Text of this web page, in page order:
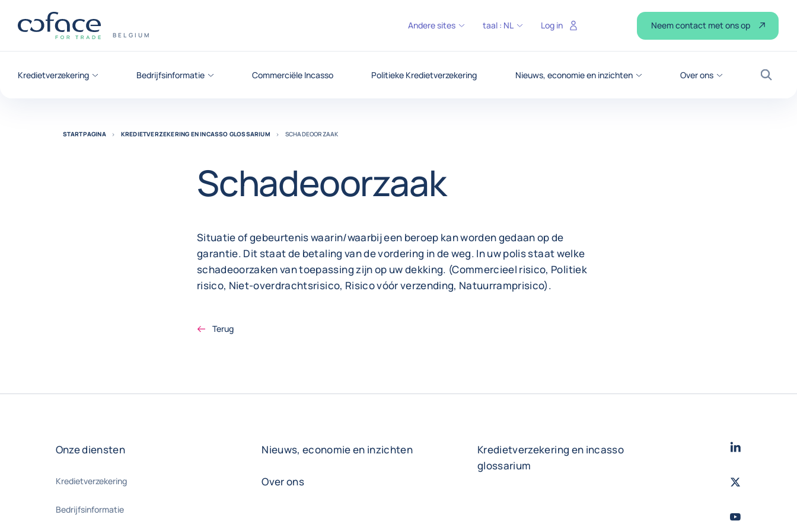
COFACE, FOR TRADE - GROEP WEBSITE
BELGIUM
Terug naar startpagina
Kredietverzekering Bedrijfsinformatie Commerciële Incasso Politieke Kredietverzekering Nieuws, economie en inzichten Over ons
Zoek
Andere sites taal : NL Log in Neem contact met ons op
STARTPAGINA KREDIETVERZEKERING EN INCASSO GLOSSARIUM SCHADEOORZAAK
Schadeoorzaak
Situatie of gebeurtenis waarin/waarbij een beroep kan worden gedaan op de
garantie. Dit staat de betaling van de vordering in de weg. In uw polis staat welke
schadeoorzaken van toepassing zijn op uw dekking. (Commercieel risico, Politiek
risico, Niet-overdrachtsrisico, Risico vóór verzending, Natuurramprisico).
Terug
Onze diensten
Kredietverzekering
Bedrijfsinformatie
Nieuws, economie en inzichten
Over ons
Kredietverzekering en incasso
glossarium
LinkedIn
Twitter
Youtube